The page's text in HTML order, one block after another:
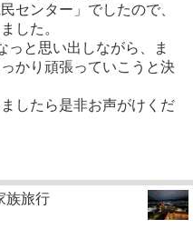
センター」でしたので、
した。
っと思い出しながら、ま
かり頑張っていこうと決
したら是非お声がけくだ
族旅行